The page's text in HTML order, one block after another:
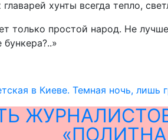
хунты всегда тепло,
только простой народ. Не
в Киеве. Темная ночь, лишь